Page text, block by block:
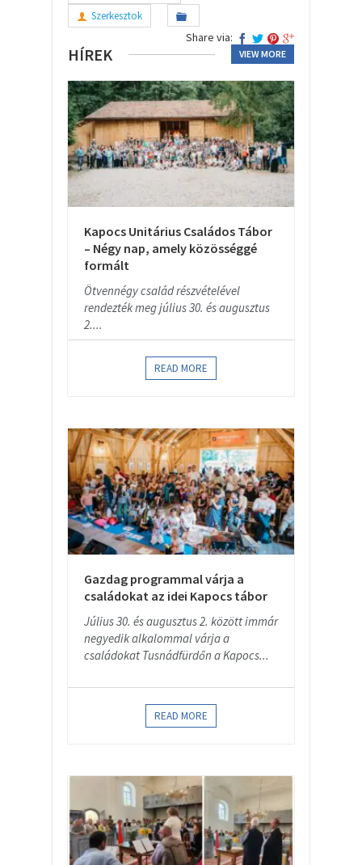
Szerkesztok
Share via:
HÍREK VIEW MORE
Kapocs Unitárius Családos Tábor
– Négy nap, amely közösséggé
formált
Ötvennégy család részvételével
rendezték meg július 30. és augusztus
2....
READ MORE
Gazdag programmal várja a
családokat az idei Kapocs tábor
Július 30. és augusztus 2. között immár
negyedik alkalommal várja a
családokat Tusnádfürdőn a Kapocs...
READ MORE